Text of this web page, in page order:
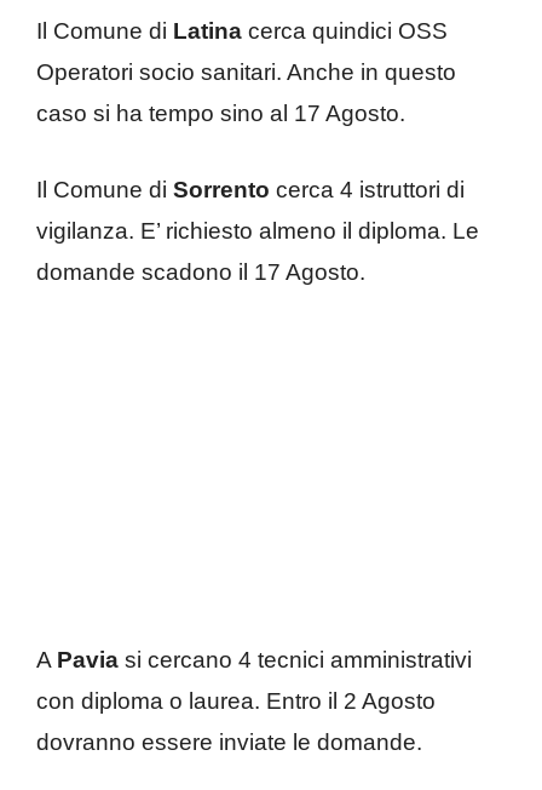
Il Comune di Latina cerca quindici OSS
Operatori socio sanitari. Anche in questo
caso si ha tempo sino al 17 Agosto.
Il Comune di Sorrento cerca 4 istruttori di
vigilanza. E’ richiesto almeno il diploma. Le
domande scadono il 17 Agosto.
A Pavia si cercano 4 tecnici amministrativi
con diploma o laurea. Entro il 2 Agosto
dovranno essere inviate le domande.